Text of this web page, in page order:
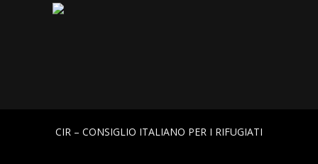
CIR – CONSIGLIO ITALIANO PER I RIFUGIATI